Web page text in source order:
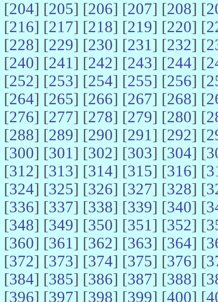
[204] [205] [206] [207] [208] [
[216] [217] [218] [219] [220] [
[228] [229] [230] [231] [232] [
[240] [241] [242] [243] [244] [
[252] [253] [254] [255] [256] [
[264] [265] [266] [267] [268] [
[276] [277] [278] [279] [280] [
[288] [289] [290] [291] [292] [
[300] [301] [302] [303] [304] [
[312] [313] [314] [315] [316] [
[324] [325] [326] [327] [328] [
[336] [337] [338] [339] [340] [
[348] [349] [350] [351] [352] [
[360] [361] [362] [363] [364] [
[372] [373] [374] [375] [376] [
[384] [385] [386] [387] [388] [
[396] [397] [398] [399] [400] [